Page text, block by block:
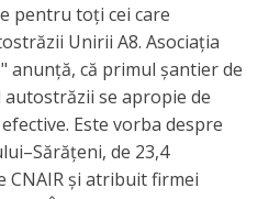
pentru toți cei care
Unirii A8. Asociația
anunță, că primul șantier de
se apropie de
Este vorba despre
de 23,4
CNAIR și atribuit firmei